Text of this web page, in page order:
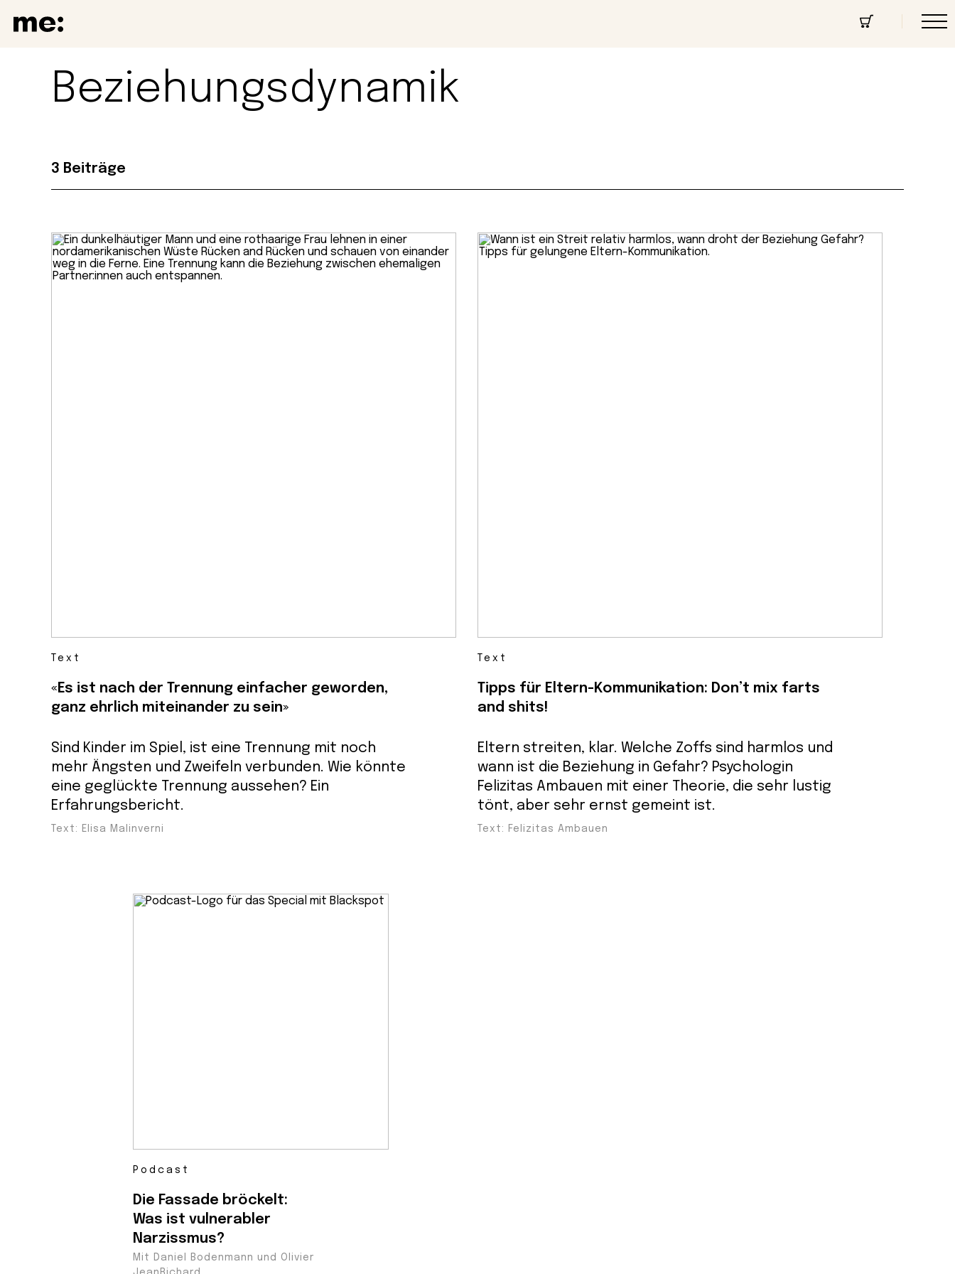
Community
Beziehungsdynamik
3 Beiträge
Text
«Es ist nach der Trennung einfacher geworden,
ganz ehrlich miteinander zu sein»
Sind Kinder im Spiel, ist eine Trennung mit noch
mehr Ängsten und Zweifeln verbunden. Wie könnte
eine geglückte Trennung aussehen? Ein
Erfahrungsbericht.
Text: Elisa Malinverni
Text
Tipps für Eltern-Kommunikation: Don’t mix farts
and shits!
Eltern streiten, klar. Welche Zoffs sind harmlos und
wann ist die Beziehung in Gefahr? Psychologin
Felizitas Ambauen mit einer Theorie, die sehr lustig
tönt, aber sehr ernst gemeint ist.
Text: Felizitas Ambauen
Podcast
Die Fassade bröckelt:
Was ist vulnerabler
Narzissmus?
Mit Daniel Bodenmann und Olivier